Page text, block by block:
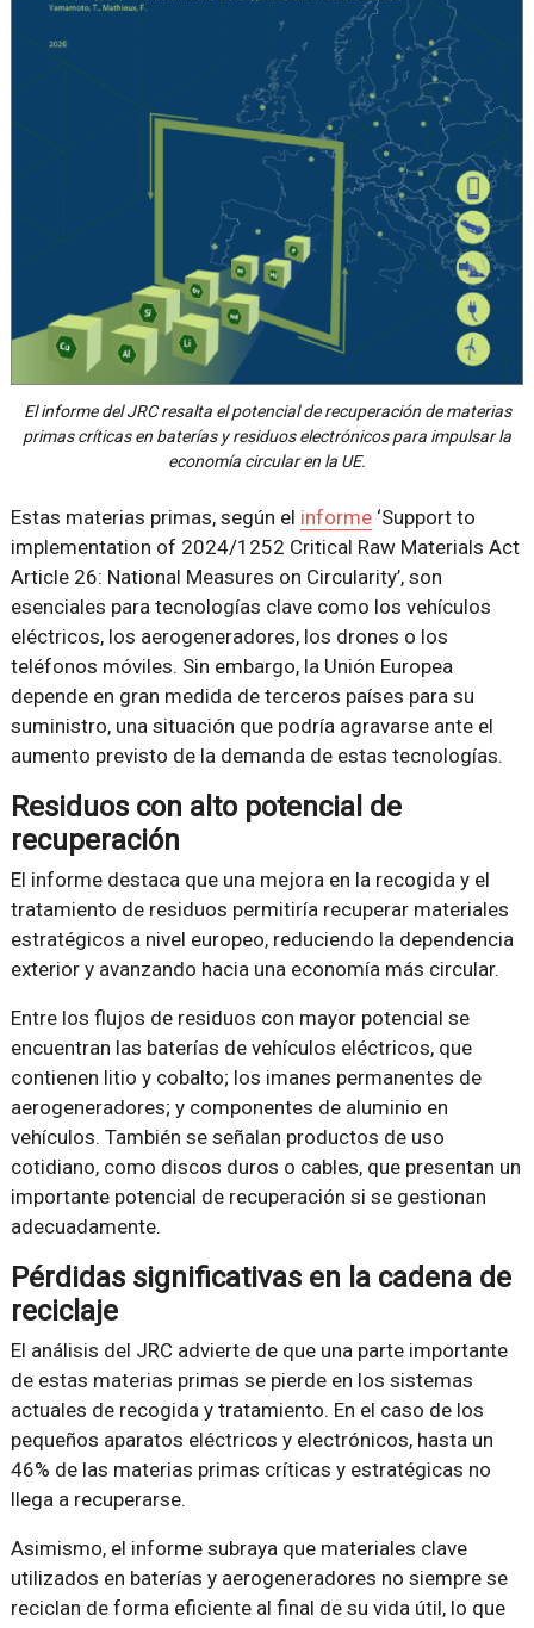
El informe del JRC resalta el potencial de recuperación de materias
primas críticas en baterías y residuos electrónicos para impulsar la
economía circular en la UE.
Estas materias primas, según el informe‘Support to
implementation of 2024/1252 Critical Raw Materials Act
Article 26: National Measures on Circularity’, son
esenciales para tecnologías clave como los vehículos
eléctricos, los aerogeneradores, los drones o los
teléfonos móviles. Sin embargo, la Unión Europea
depende en gran medida de terceros países para su
suministro, una situación que podría agravarse ante el
aumento previsto de la demanda de estas tecnologías.
Residuos con alto potencial de
recuperación
El informe destaca que una mejora en la recogida y el
tratamiento de residuos permitiría recuperar materiales
estratégicos a nivel europeo, reduciendo la dependencia
exterior y avanzando hacia una economía más circular.
Entre los flujos de residuos con mayor potencial se
encuentran las baterías de vehículos eléctricos, que
contienen litio y cobalto; los imanes permanentes de
aerogeneradores; y componentes de aluminio en
vehículos. También se señalan productos de uso
cotidiano, como discos duros o cables, que presentan un
importante potencial de recuperación si se gestionan
adecuadamente.
Pérdidas significativas en la cadena de
reciclaje
El análisis del JRC advierte de que una parte importante
de estas materias primas se pierde en los sistemas
actuales de recogida y tratamiento. En el caso de los
pequeños aparatos eléctricos y electrónicos, hasta un
46% de las materias primas críticas y estratégicas no
llega a recuperarse.
Asimismo, el informe subraya que materiales clave
utilizados en baterías y aerogeneradores no siempre se
reciclan de forma eficiente al final de su vida útil, lo que